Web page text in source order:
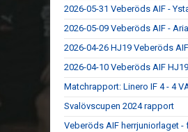
2026-05-31 Veberöds AIF -
2026-05-09 Veberöds AIF -
2026-04-26 HJ19 Veberöds
2026-04-10 Veberöds AIF
Matchrapport: Linero IF 4 - 4
Svalövscupen 2024 rapport
Veberöds AIF herrjuniorlaget -